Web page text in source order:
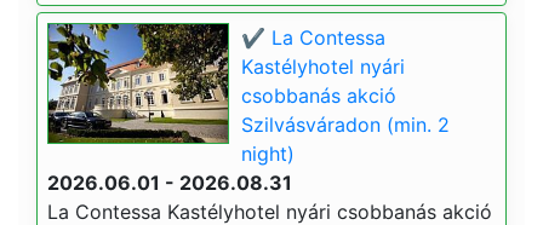
✔️ La Contessa
Kastélyhotel nyári
csobbanás akció
Szilvásváradon (min. 2
night)
2026.06.01 - 2026.08.31
La Contessa Kastélyhotel nyári csobbanás akció